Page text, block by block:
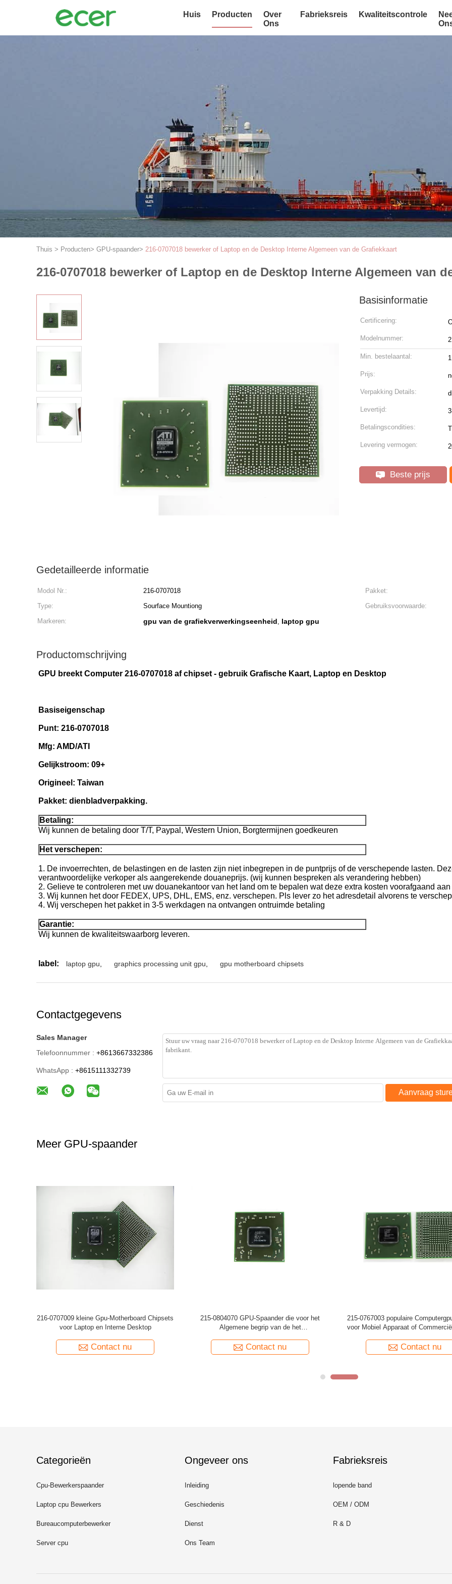
Huis Producten
Over
Ons
Fabrieksreis Kwaliteitscontrole
Thuis > Producten> GPU-spaander> 216-0707018 bewerker of Laptop en de Desktop Interne Algemeen van de Grafiekkaart
216-0707018 bewerker of Laptop en de Desktop Interne Algemeen van
Basisinformatie
Certificering:
Modelnummer:
Min. bestelaantal:
Prijs:
Verpakking Details:
Levertijd:
Betalingscondities:
Levering vermogen:
Beste prijs
Gedetailleerde informatie
Modol Nr.: 216-0707018
Pakket:
Type:
Sourface Mountiong
Gebruiksvoorwaarde:
Markeren:
gpu van de grafiekverwerkingseenheid, laptop gpu
Productomschrijving
GPU breekt Computer 216-0707018 af chipset - gebruik Grafische Kaart, Laptop en Desktop
Basiseigenschap
Punt: 216-0707018
Mfg: AMD/ATI
Gelijkstroom: 09+
Origineel: Taiwan
Pakket: dienbladverpakking.
Betaling:
Wij kunnen de betaling door T/T, Paypal, Western Union, Borgtermijnen goedkeuren
Het verschepen:
1. De invoerrechten, de belastingen en de lasten zijn niet inbegrepen in de puntprijs of de verschepende lasten.
verantwoordelijke verkoper als aangerekende douaneprijs. (wij kunnen bespreken als verandering hebben)
2. Gelieve te controleren met uw douanekantoor van het land om te bepalen wat deze extra kosten voorafgaand
3. Wij kunnen het door FEDEX, UPS, DHL, EMS, enz. verschepen. Pls lever zo het adresdetail alvorens te
4. Wij verschepen het pakket in 3-5 werkdagen na ontvangen ontruimde betaling
Garantie:
Wij kunnen de kwaliteitswaarborg leveren.
label: laptop gpu graphics processing unit gpu gpu motherboard chipsets
Contactgegevens
Sales Manager
Telefoonnummer : +8613667332386
WhatsApp : +8615111332739
Aanvraag
Meer GPU-spaander
215-0716054 de Verwerkingseenheid Gpu van
de computergrafiek Voor Laptop en Desktop
Contact nu
GM107-770-A2 BGA Chipset voor het
Notitieboekje van de Grafiekkaart en de
Contact nu
216-0674026 GPU-Spaander,
Gpu voor Mobiel Apparaat Hoge
Contact nu
Categorieën
Cpu-Bewerkerspaander
Laptop cpu Bewerkers
Bureaucomputerbewerker
Server cpu
Ongeveer ons
Inleiding
Geschiedenis
Dienst
Ons Team
Fabrieksreis
lopende band
OEM / ODM
R & D